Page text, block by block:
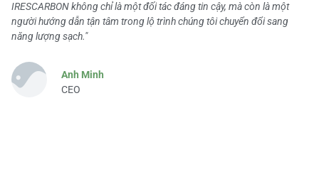
IRESCARBON không chỉ là một đối tác đáng tin cậy, mà còn là một
người hướng dẫn tận tâm trong lộ trình chúng tôi chuyển đổi sang
năng lượng sạch."
Anh Minh
CEO